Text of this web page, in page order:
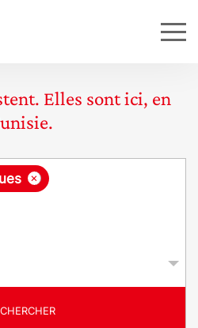
Elles sont ici, en
×